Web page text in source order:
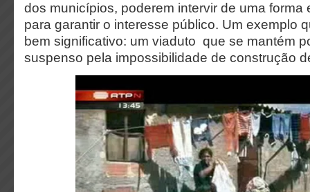
dos municípios, poderem intervir de uma forma
para garantir o interesse público. Um exemplo
bem significativo: um viaduto que se mantém
suspenso pela impossibilidade de construção